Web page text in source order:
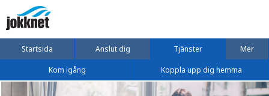
Startsida Anslut dig Tjänster Mer
Kom igång Koppla upp dig hemma